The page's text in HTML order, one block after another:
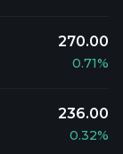
270.00
0.71%
236.00
0.32%